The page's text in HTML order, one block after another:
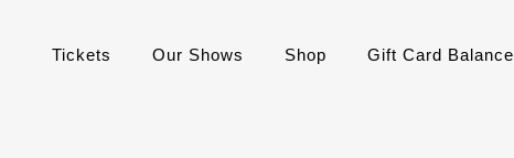
Tickets Our Shows Shop Gift Card Balance